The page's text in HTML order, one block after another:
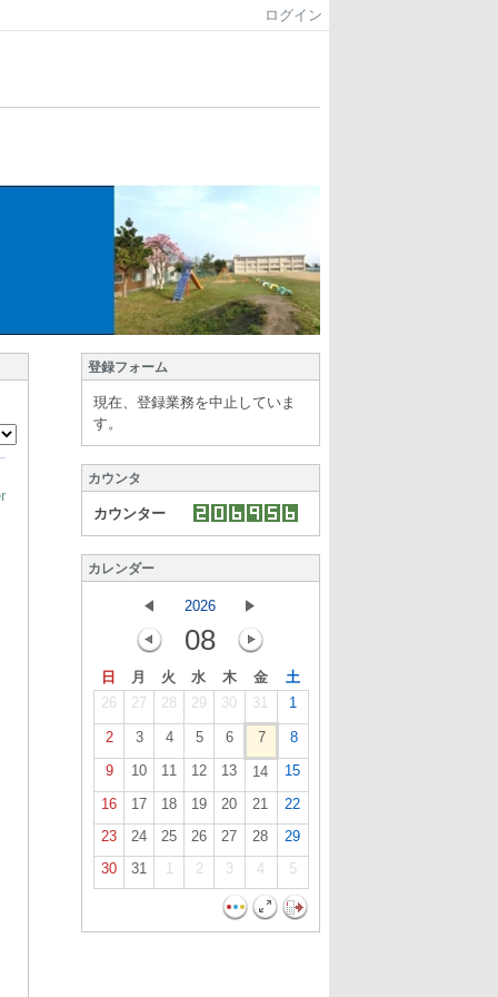
ログイン
登録フォーム
現在、登録業務を中止していま
す。
カウンタ
カウンター
カレンダー
2026
08
日 月 火 水 木 金
土
26
27 28 29 30 31 1
2 3 4 5 6 7
8
9
10 11 12 13 14
15
16
17 18 19 20 21
22
23
24 25 26 27 28
29
30
31 1 2 3 4 5